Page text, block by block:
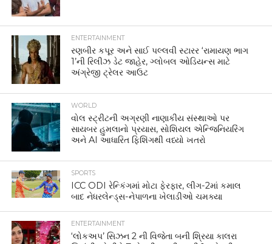
ENTERTAINMENT
રણબીર કપૂર અને સાઈ પલ્લવી સ્ટારર ‘રામાયણ ભાગ
1’ની રિલીઝ ડેટ જાહેર, ગ્લોબલ ઓડિયન્સ માટે
અંગ્રેજી ટ્રેલર આઉટ
WORLD
વોલ સ્ટ્રીટની અગ્રણી નાણાકીય સંસ્થાઓ પર
સાયબર હુમલાનો પ્રયાસ, સોશિયલ એન્જિનિયરિંગ
અને AI આધારિત ફિશિંગથી વધ્યો ખતરો
SPORTS
ICC ODI રેન્કિંગમાં મોટા ફેરફાર, લીગ-2માં કમાલ
બાદ નેધરલેન્ડ્સ-નેપાળના ખેલાડીઓ ચમક્યા
ENTERTAINMENT
‘લોકઅપ’ સિઝન 2 ની વિજેતા બની શ્રિયા કાલરા